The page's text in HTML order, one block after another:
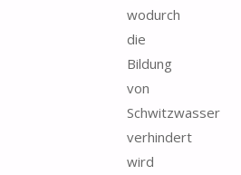
wodurch
die
Bildung
von
Schwitzwasser
verhindert
wird